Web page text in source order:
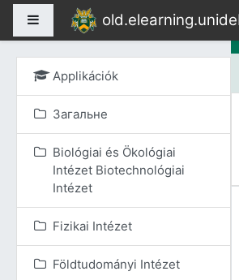
Бокова панель
Applikációk
Загальне
Biológiai és Ökológiai
Intézet Biotechnológiai
Intézet
Fizikai Intézet
Földtudományi Intézet